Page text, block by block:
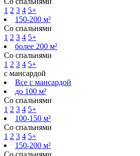
1 2 3 4 5+
150-200 м²
Со спальнями
1 2 3 4 5+
более 200 м²
Со спальнями
1 2 3 4 5+
с мансардой
Все с мансардой
до 100 м²
Со спальнями
1 2 3 4 5+
100-150 м²
Со спальнями
1 2 3 4 5+
150-200 м²
Со спальнями